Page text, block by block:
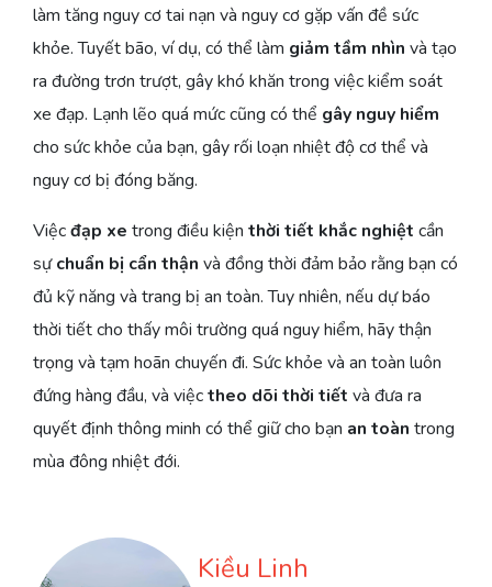
làm tăng nguy cơ tai nạn và nguy cơ gặp vấn đề sức
khỏe. Tuyết bão, ví dụ, có thể làm giảm tầm nhìn và tạo
ra đường trơn trượt, gây khó khăn trong việc kiểm soát
xe đạp. Lạnh lẽo quá mức cũng có thể gây nguy hiểm
cho sức khỏe của bạn, gây rối loạn nhiệt độ cơ thể và
nguy cơ bị đóng băng.
Việcđạp xe trong điều kiện thời tiết khắc nghiệt cần
sựchuẩn bị cẩn thận và đồng thời đảm bảo rằng bạn có
đủ kỹ năng và trang bị an toàn. Tuy nhiên, nếu dự báo
thời tiết cho thấy môi trường quá nguy hiểm, hãy thận
trọng và tạm hoãn chuyến đi. Sức khỏe và an toàn luôn
đứng hàng đầu, và việctheo dõi thời tiết và đưa ra
quyết định thông minh có thể giữ cho bạn an toàn trong
mùa đông nhiệt đới.
Kiều Linh